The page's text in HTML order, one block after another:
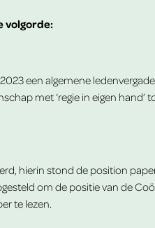
volgorde:
een algemene
met ‘regie in eigen hand’
hierin stond de position
om de positie van de
te lezen.